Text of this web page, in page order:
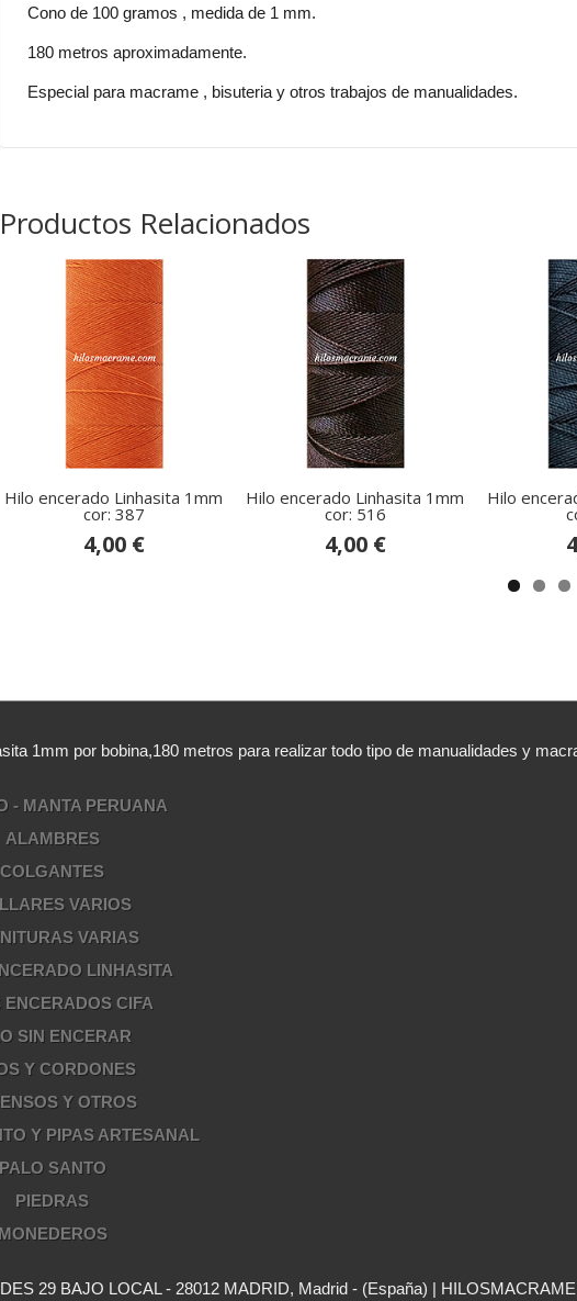
Cono de 100 gramos , medida de 1 mm.
180 metros aproximadamente.
Especial para macrame , bisuteria y otros trabajos de manualidades.
Productos Relacionados
Hilo encerado Linhasita 1mm
cor: 387
4,00 €
Hilo encerado Linhasita 1mm
cor: 516
4,00 €
Hilo
1mm por bobina,180 metros para realizar todo tipo de manualidades y
- MANTA PERUANA
ALAMBRES
COLGANTES
VARIOS
VARIAS
LINHASITA
ENCERADOS CIFA
SIN ENCERAR
Y CORDONES
Y OTROS
Y PIPAS ARTESANAL
PALO SANTO
PIEDRAS
MONEDEROS
29 BAJO LOCAL - 28012 MADRID, Madrid - (España) |